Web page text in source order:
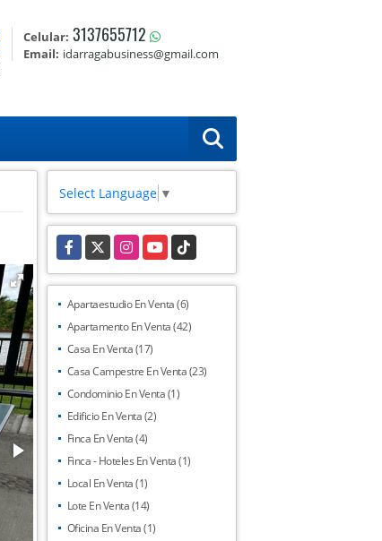
Celular: 3137655712
Email: idarragabusiness@gmail.com
Select Language ▼
Facebook
X InstagramYouTubeTikTok
Apartaestudio En Venta (6)
Apartamento En Venta (42)
Casa En Venta (17)
Casa Campestre En Venta (23)
Condominio En Venta (1)
Edificio En Venta (2)
Finca En Venta (4)
Finca - Hoteles En Venta (1)
Local En Venta (1)
Lote En Venta (14)
Oficina En Venta (1)